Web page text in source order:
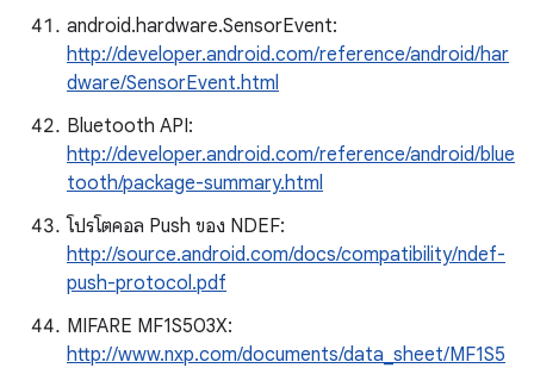
android.hardware.SensorEvent:
http://developer.android.com/reference/android/har
dware/SensorEvent.html
Bluetooth API:
http://developer.android.com/reference/android/blue
tooth/package-summary.html
โปรโตคอล Push ของ NDEF:
http://source.android.com/docs/compatibility/ndef-
push-protocol.pdf
MIFARE MF1S503X:
http://www.nxp.com/documents/data_sheet/MF1S5